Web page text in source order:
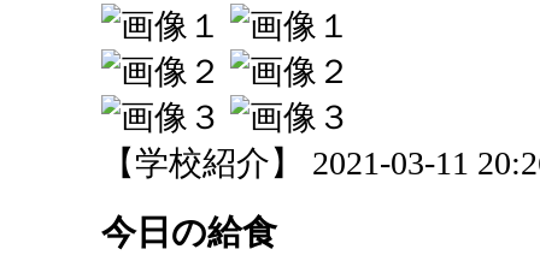
【学校紹介】 2021-03-11
今日の給食